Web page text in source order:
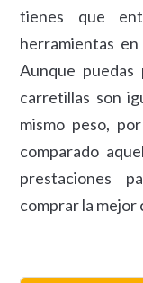
tienes que
herramientas
Aunque
carretillas son
mismo peso,
comparado
prestaciones
comprar la mejor